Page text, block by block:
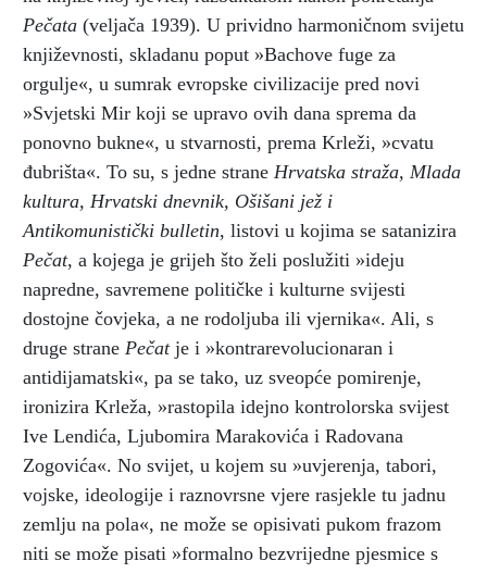
Pečata (veljača 1939). U prividno harmoničnom svijetu
književnosti, skladanu poput »Bachove fuge za
orgulje«, u sumrak evropske civilizacije pred novi
»Svjetski Mir koji se upravo ovih dana sprema da
ponovno bukne«, u stvarnosti, prema Krleži, »cvatu
đubrišta«. To su, s jedne strane Hrvatska straža, Mlada
kultura, Hrvatski dnevnik, Ošišani jež i
Antikomunistički bulletin, listovi u kojima se satanizira
Pečat, a kojega je grijeh što želi poslužiti »ideju
napredne, savremene političke i kulturne svijesti
dostojne čovjeka, a ne rodoljuba ili vjernika«. Ali, s
druge strane Pečatje i »kontrarevolucionaran i
antidijamatski«, pa se tako, uz sveopće pomirenje,
ironizira Krleža, »rastopila idejno kontrolorska svijest
Ive Lendića, Ljubomira Marakovića i Radovana
Zogovića«. No svijet, u kojem su »uvjerenja, tabori,
vojske, ideologije i raznovrsne vjere rasjekle tu jadnu
zemlju na pola«, ne može se opisivati pukom frazom
niti se može pisati »formalno bezvrijedne pjesmice s